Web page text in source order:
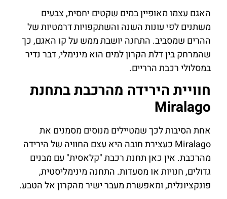
האגם עצמו מאופיין במים שקטים יחסית, צבעים
משתנים לפי עונות השנה והשתקפויות דרמטיות של
ההרים שמסביב. התחנה יושבת ממש על קו האגם, כך
שהמרחק בין דלת הקרון למים הוא מינימלי, דבר נדיר
במסלולי רכבת הרריים.
חוויית הירידה מהרכבת בתחנת
Miralago
אחת הסיבות לכך שמטיילים מנוסים מסמנים את
Miralago כעצירת חובה היא עצם החוויה של הירידה
מהרכבת. אין כאן תחנת רכבת "קלאסית" עם מבנים
גדולים, חנויות או מסעדות. התחנה מינימליסטית,
פונקציונלית, ומאפשרת מעבר ישיר מהקרון אל הטבע.